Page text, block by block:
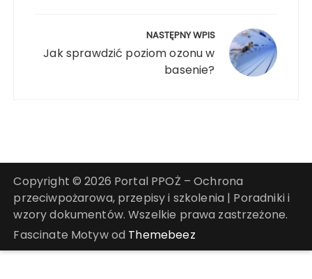
NASTĘPNY WPIS
Jak sprawdzić poziom ozonu w
basenie?
Copyright © 2026 Portal PPOŻ – Ochrona
przeciwpożarowa, przepisy i szkolenia | Poradniki i
wzory dokumentów. Wszelkie prawa zastrzeżone.
Fascinate Motyw od Themebeez